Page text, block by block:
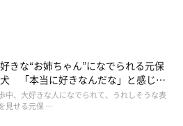
て寂しくはないか』と心配していま
鳴いたため、一晩中家族が“かわり
きな“お姉ちゃん”になでられる元保
「本当に好きなんだな」と感じる
にほっこり
中、大好きな人になでられて、うれしそうな表
見せる元保 …